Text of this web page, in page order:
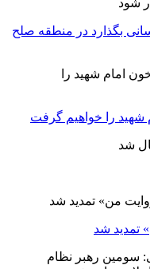
بگذارد در منطقه صلح
را خواهیم گرفت
تمدید شد